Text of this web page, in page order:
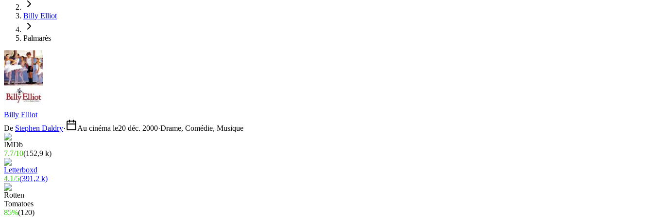
Billy Elliot
Palmarès
Billy Elliot
De Stephen Daldry· Au cinéma le20 déc. 2000·Drame, Comédie, Musique
7.7/10(152,9 k)
4.1/5(391,2 k)
85%(120)